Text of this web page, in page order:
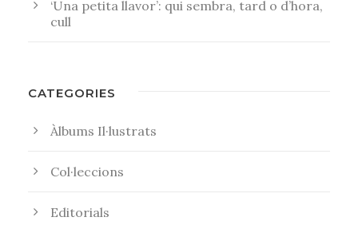
‘Una petita llavor’: qui sembra, tard o d’hora,
cull
CATEGORIES
Àlbums Il·lustrats
Col·leccions
Editorials